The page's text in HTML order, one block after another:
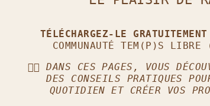
TÉLÉCHARGEZ-LE GRATUITEMENT
COMMUNAUTÉ TEM(P)S
👈🏼DANS CES PAGES, VOUS
DES CONSEILS PRATIQUES
QUOTIDIEN ET CRÉER VOS